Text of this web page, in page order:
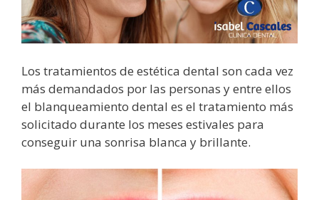
Los tratamientos de estética dental son cada vez
más demandados por las personas y entre ellos
el blanqueamiento dental es el tratamiento más
solicitado durante los meses estivales para
conseguir una sonrisa blanca y brillante.